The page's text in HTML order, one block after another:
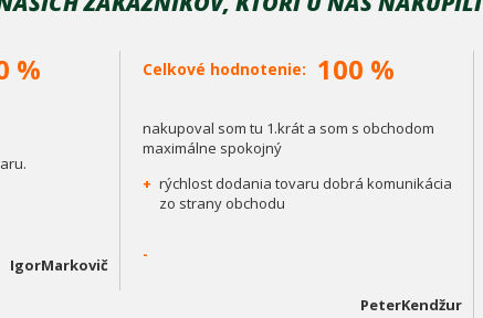
%
IgorMarkovič
Celkové hodnotenie: 100 %
nakupoval som tu 1.krát a som s obchodom
maximálne spokojný
+ rýchlost dodania tovaru dobrá komunikácia
zo strany obchodu
-
PeterKendžur